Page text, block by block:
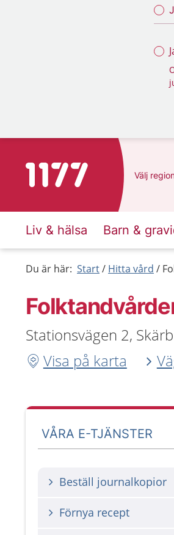
Till startsidan för 1177 Välj
Liv & hälsa Barn &
Du är här: Start Hitta vård
Stationsvägen 2,
Visa på karta
VÅRA E-TJÄNSTER
Beställ journalkopior
Förnya recept